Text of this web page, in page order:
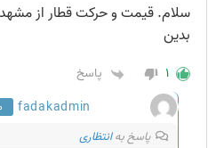
سلام. قیمت و حرکت قطار از مشهد
بدین
۱
پاسخ
fadakadmin
پاسخ بهانتظاری